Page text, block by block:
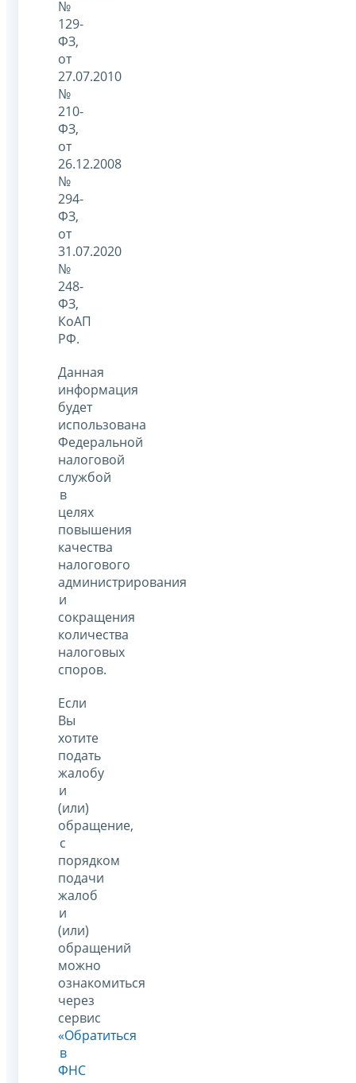
№
129-
ФЗ,
от
27.07.2010
№
210-
ФЗ,
от
26.12.2008
№
294-
ФЗ,
от
31.07.2020
№
248-
ФЗ,
КоАП
РФ.
Данная
информация
будет
использована
Федеральной
налоговой
службой
в
целях
повышения
качества
налогового
администрирования
и
сокращения
количества
налоговых
споров.
Если
Вы
хотите
подать
жалобу
и
(или)
обращение,
с
порядком
подачи
жалоб
и
(или)
обращений
можно
ознакомиться
через
сервис
«Обратиться
в
ФНС